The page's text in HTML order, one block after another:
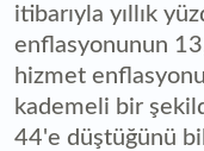
itibarıyla yıllık
enflasyonunun
hizmet
kademeli bir
44'e düştüğünü